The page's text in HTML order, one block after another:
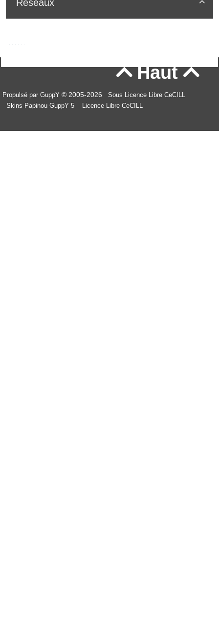

Réseaux
Haut
Propulsé par GuppY © 2005-2026
Sous Licence Libre CeCILL
Skins Papinou GuppY 5
Licence Libre CeCILL